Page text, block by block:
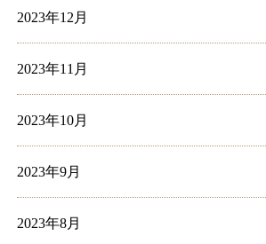
2023年12月
2023年11月
2023年10月
2023年9月
2023年8月